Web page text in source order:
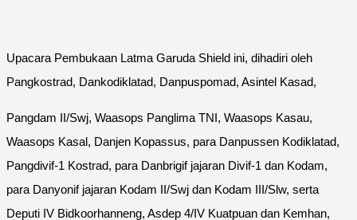
Upacara Pembukaan Latma Garuda Shield ini, dihadiri oleh
Pangkostrad, Dankodiklatad, Danpuspomad, Asintel Kasad,
Pangdam II/Swj, Waasops Panglima TNI, Waasops Kasau,
Waasops Kasal, Danjen Kopassus, para Danpussen Kodiklatad,
Pangdivif-1 Kostrad, para Danbrigif jajaran Divif-1 dan Kodam,
para Danyonif jajaran Kodam II/Swj dan Kodam III/Slw, serta
Deputi IV Bidkoorhanneng, Asdep 4/IV Kuatpuan dan Kemhan,